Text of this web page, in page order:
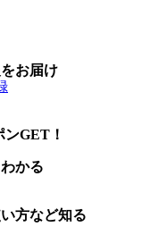
お届け
GET！
かる
方など知る